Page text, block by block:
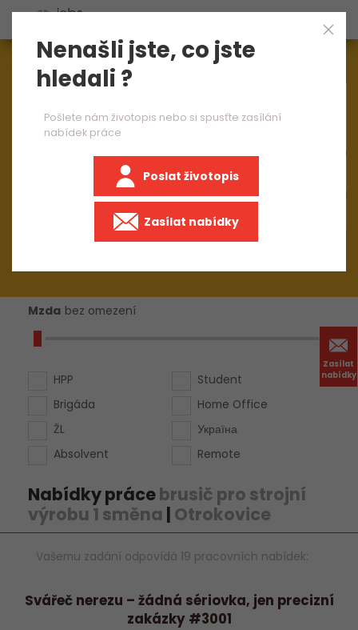
Zasílat
nabídky
Aktuálně1545nabídek práce
Mzda bez omezení
HPP
Brigáda
ŽL
Absolvent
Student
Home Office
Україна
Remote
Nabídky prácebrusič pro strojní
výrobu 1 směna | Otrokovice
Vašemu zadání odpovídá 19 pracovních nabídek:
Svářeč nerezu – žádná sériovka, jen precizní
zakázky #3001
Nenašli jste, co jste
hledali ?
Pošlete nám životopis nebo si spusťte zasílání
nabídek práce
Poslat životopis
Zasílat nabídky